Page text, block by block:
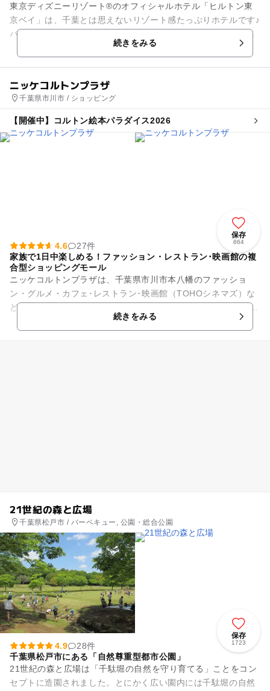
東京ディズニーリゾート®のオフィシャルホテル「ヒルトン東
京ベイ」は、千葉とは思えないリゾート感たっぷりホテルです♪
パークに隣接しているので、お泊りディズニーでの利用しやす
続きをみる
ニッケコルトンプラザ
千葉県市川市 / ショッピング
【開催中】コルトン絵本パラダイス2026
保存
864
4.6
27件
家族で1日中楽しめる！ファッション・レストラン･映画館の複
合型ショッピングモール
ニッケコルトンプラザは、千葉県市川市本八幡のファッショ
ン・グルメ・カフェ･レストラン･映画館（TOHOシネマズ）な
どで構成されているショッピングモール。 ファッションや食品
続きをみる
21世紀の森と広場
千葉県松戸市 / バーベキュー, 公園・総合公園
保存
1723
4.9
28件
千葉県松戸市にある「自然尊重型都市公園」
21世紀の森と広場は「千駄堀の自然を守り育てる」ことをコン
セプトに造園されました。とにかく広い園内には千駄堀の自然